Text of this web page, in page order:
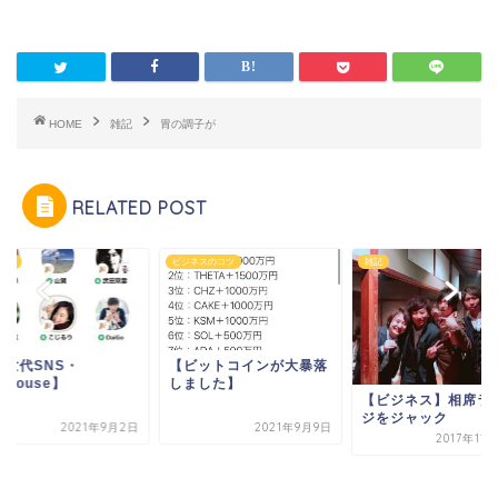
HOME 雑記 胃の調子が
RELATED POST
世代SNS・
】
2021年9月2日
ビジネスのコツ
【ビットコインが大暴落
しました】
2021年9月9日
雑記
【ビジネス】相席ラ
ジをジャック
2017年11